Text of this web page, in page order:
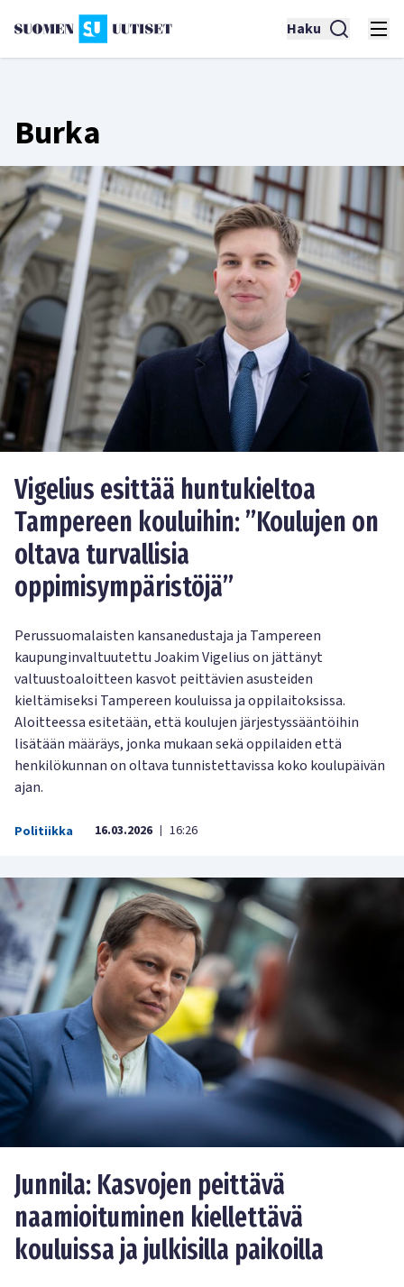
Haku
Burka
Vigelius esittää huntukieltoa
Tampereen kouluihin: ”Koulujen on
oltava turvallisia
oppimisympäristöjä”
Perussuomalaisten kansanedustaja ja Tampereen
kaupunginvaltuutettu Joakim Vigelius on jättänyt
valtuustoaloitteen kasvot peittävien asusteiden
kieltämiseksi Tampereen kouluissa ja oppilaitoksissa.
Aloitteessa esitetään, että koulujen järjestyssääntöihin
lisätään määräys, jonka mukaan sekä oppilaiden että
henkilökunnan on oltava tunnistettavissa koko koulupäivän
ajan.
Politiikka 16.03.2026 | 16:26
Junnila: Kasvojen peittävä
naamioituminen kiellettävä
kouluissa ja julkisilla paikoilla